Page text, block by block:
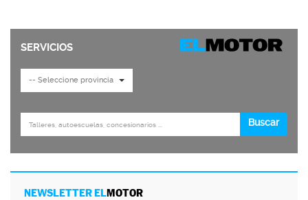
NEWSLETTER ELMOTOR